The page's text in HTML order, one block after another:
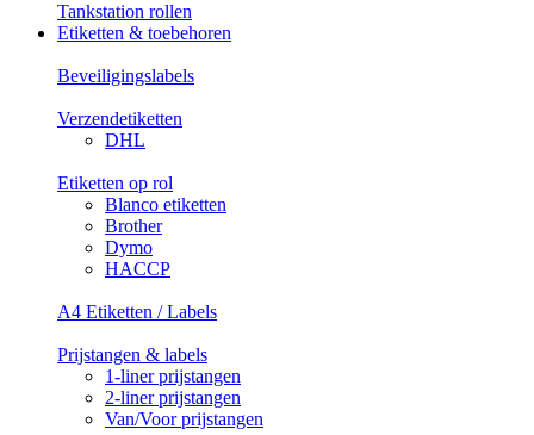
Tankstation rollen
Etiketten & toebehoren
Beveiligingslabels
Verzendetiketten
DHL
Etiketten op rol
Blanco etiketten
Brother
Dymo
HACCP
A4 Etiketten / Labels
Prijstangen & labels
1-liner prijstangen
2-liner prijstangen
Van/Voor prijstangen